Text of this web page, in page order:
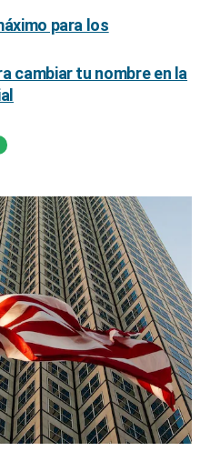
para los
cambiar tu nombre en la